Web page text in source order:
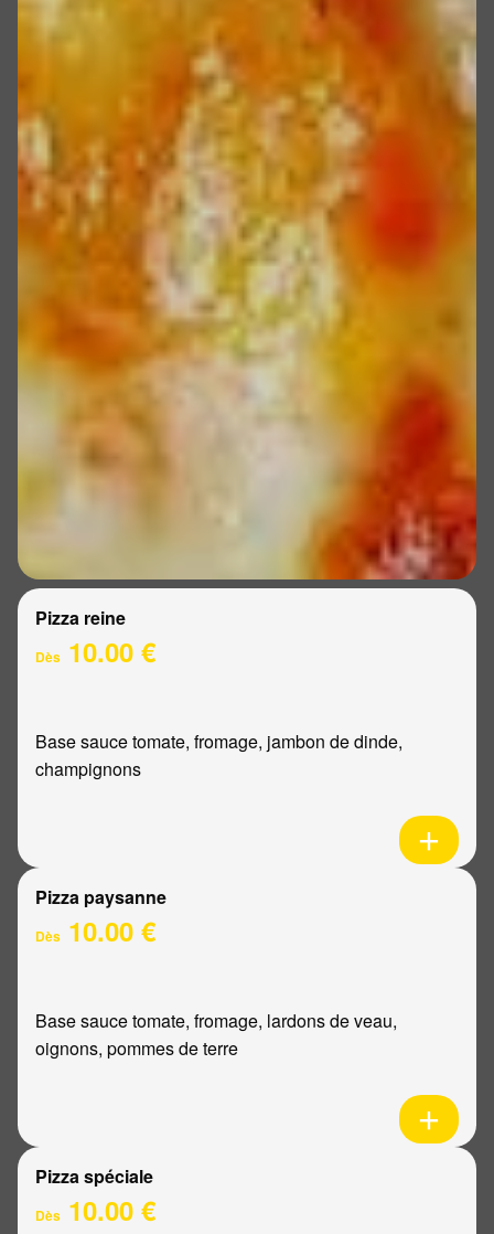
Pizza reine
Dès 10.00 €
Base sauce tomate, fromage, jambon de dinde,
champignons
Pizza paysanne
Dès 10.00 €
Base sauce tomate, fromage, lardons de veau,
oignons, pommes de terre
Pizza spéciale
Dès 10.00 €